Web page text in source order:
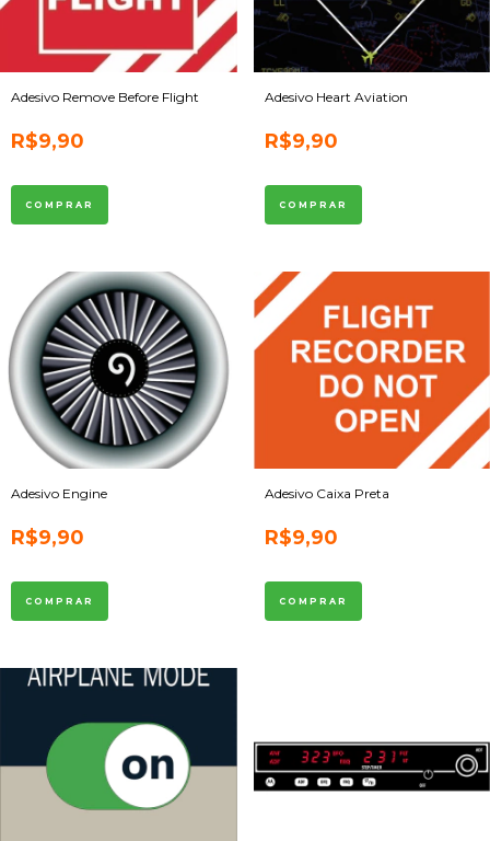
Adesivo Remove Before Flight
R$9,90
Adesivo Heart Aviation
R$9,90
Adesivo Engine
R$9,90
Adesivo Caixa Preta
R$9,90